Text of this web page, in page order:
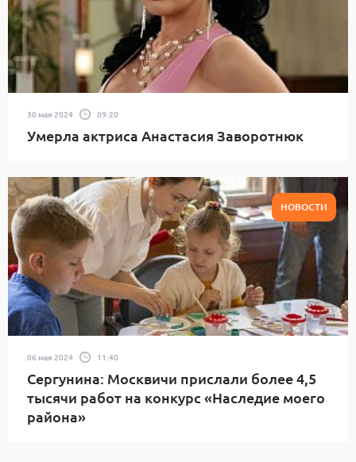
30 мая 2024 09:20
Умерла актриса Анастасия Заворотнюк
НОВОСТИ
06 мая 2024 11:40
Сергунина: Москвичи прислали более 4,5
тысячи работ на конкурс «Наследие моего
района»